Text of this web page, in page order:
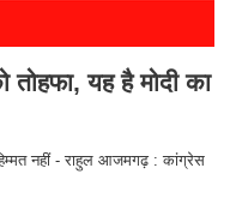
तोहफा, यह है मोदी का
नहीं - राहुल आजमगढ़ : कांग्रेस